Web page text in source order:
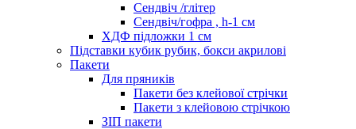
Сендвіч /глітер
Сендвіч/гофра , h-1 см
ХДФ підложки 1 см
Підставки кубик рубик, бокси акрилові
Пакети
Для пряників
Пакети без клейової стрічки
Пакети з клейовою стрічкою
ЗІП пакети